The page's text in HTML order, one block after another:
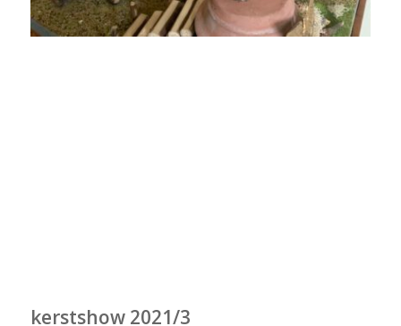
kerstshow 2021/3